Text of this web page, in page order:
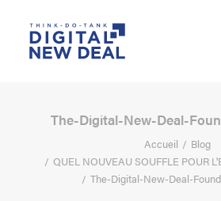
The-Digital-New-Deal-
Accueil
Blog
QUEL NOUVEAU SOUFFLE POUR
The-Digital-New-Deal-